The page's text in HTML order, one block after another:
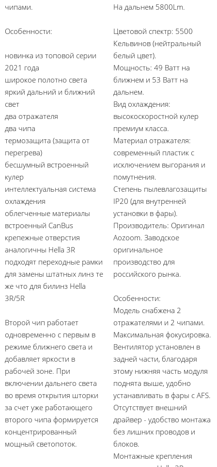
чипами.
Особенности:
новинка из топовой серии
2021 года
широкое полотно света
яркий дальний и ближний
свет
два отражателя
два чипа
термозащита (защита от
перегрева)
бесшумный встроенный
кулер
интеллектуальная система
охлаждения
облегченные материалы
встроенный CanBus
крепежные отверстия
аналогичны Hella 3R
подходят переходные рамки
для замены штатных линз те
же что для билинз Hella
3R/5R
Второй чип работает
одновременно с первым в
режиме ближнего света и
добавляет яркости в
рабочей зоне. При
включении дальнего света
во время открытия шторки
за счет уже работающего
второго чипа формируется
концентрированный
мощный светопоток.
На дальнем 5800Lm.
Цветовой спектр: 5500
Кельвинов (нейтральный
белый цвет).
Мощность: 49 Ватт на
ближнем и 53 Ватт на
дальнем.
Вид охлаждения:
высокоскоростной кулер
премиум класса.
Материал отражателя:
современный пластик с
исключением выгорания и
помутнения.
Степень пылевлагозащиты
IP20 (для внутренней
установки в фары).
Производитель: Оригинал
Aozoom. Заводское
оригинальное
производство для
российского рынка.
Особенности:
Модель снабжена 2
отражателями и 2 чипами.
Максимальная фокусировка.
Вентилятор установлен в
задней части, благодаря
этому нижняя часть модуля
поднята выше, удобно
устанавливать в фары с AFS.
Отсутствует внешний
драйвер - удобство монтажа
без лишних проводов и
блоков.
Монтажные крепления